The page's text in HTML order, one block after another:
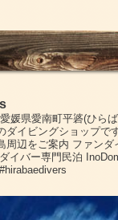
愛媛県愛南町平碆(ひら
ダイビングショップで
周辺をご案内 ファンダ
ダイバー専門民泊
#hirabaedivers